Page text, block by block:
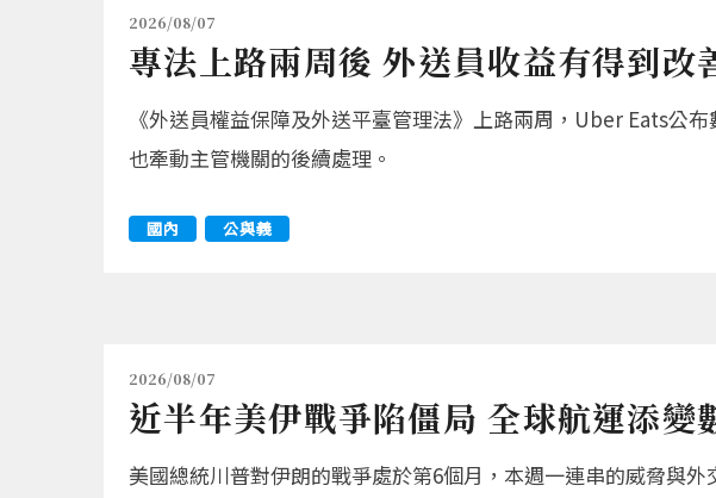
2026/08/07
專法上路兩周後 外送員收益有得到改
《外送員權益保障及外送平臺管理法》上路兩周，Uber Eats公
也牽動主管機關的後續處理。
國內 公與義
2026/08/07
近半年美伊戰爭陷僵局 全球航運添變
美國總統川普對伊朗的戰爭處於第6個月，本週一連串的威脅與